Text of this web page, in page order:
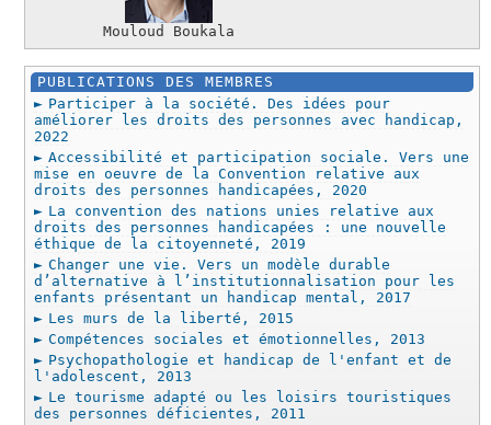
Mouloud Boukala
PUBLICATIONS DES MEMBRES
Participer à la société. Des idées pour
améliorer les droits des personnes avec handicap,
2022
Accessibilité et participation sociale. Vers une
mise en oeuvre de la Convention relative aux
droits des personnes handicapées, 2020
La convention des nations unies relative aux
droits des personnes handicapées : une nouvelle
éthique de la citoyenneté, 2019
Changer une vie. Vers un modèle durable
d’alternative à l’institutionnalisation pour les
enfants présentant un handicap mental, 2017
Les murs de la liberté, 2015
Compétences sociales et émotionnelles, 2013
Psychopathologie et handicap de l'enfant et de
l'adolescent, 2013
Le tourisme adapté ou les loisirs touristiques
des personnes déficientes, 2011